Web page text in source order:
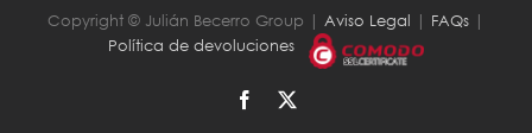
Copyright © Julián Becerro Group | Aviso Legal | FAQs |
Política de devoluciones
Facebook